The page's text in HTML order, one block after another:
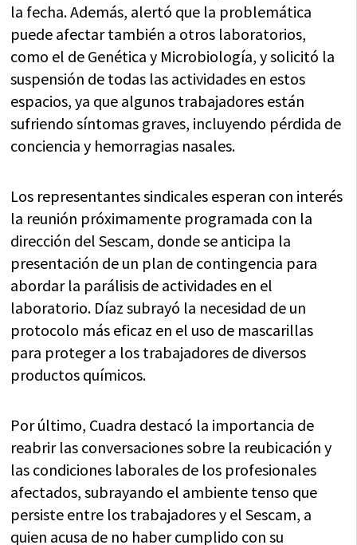
la fecha. Además, alertó que la problemática
puede afectar también a otros laboratorios,
como el de Genética y Microbiología, y solicitó la
suspensión de todas las actividades en estos
espacios, ya que algunos trabajadores están
sufriendo síntomas graves, incluyendo pérdida de
conciencia y hemorragias nasales.
Los representantes sindicales esperan con interés
la reunión próximamente programada con la
dirección del Sescam, donde se anticipa la
presentación de un plan de contingencia para
abordar la parálisis de actividades en el
laboratorio. Díaz subrayó la necesidad de un
protocolo más eficaz en el uso de mascarillas
para proteger a los trabajadores de diversos
productos químicos.
Por último, Cuadra destacó la importancia de
reabrir las conversaciones sobre la reubicación y
las condiciones laborales de los profesionales
afectados, subrayando el ambiente tenso que
persiste entre los trabajadores y el Sescam, a
quien acusa de no haber cumplido con su